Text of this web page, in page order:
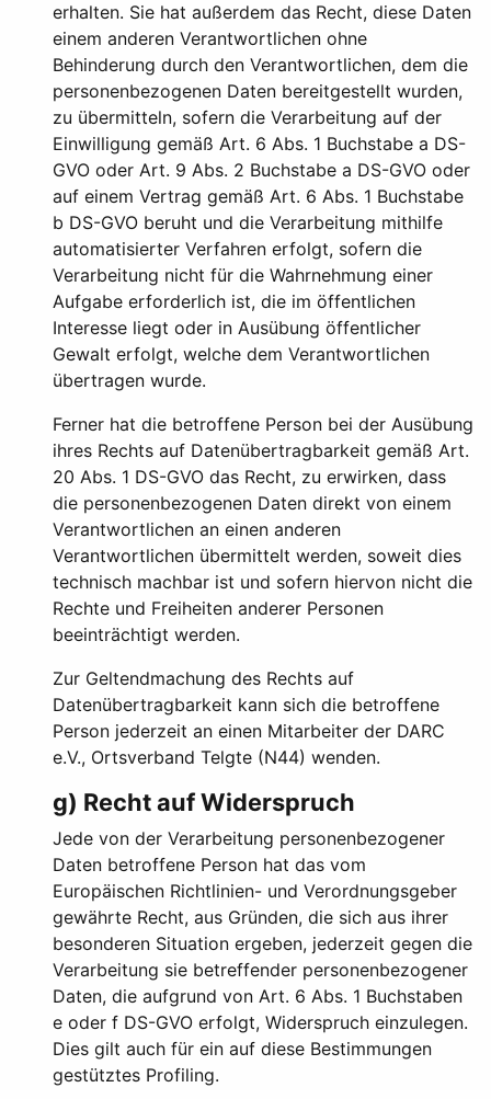
erhalten. Sie hat außerdem das Recht, diese Daten
einem anderen Verantwortlichen ohne
Behinderung durch den Verantwortlichen, dem die
personenbezogenen Daten bereitgestellt wurden,
zu übermitteln, sofern die Verarbeitung auf der
Einwilligung gemäß Art. 6 Abs. 1 Buchstabe a DS-
GVO oder Art. 9 Abs. 2 Buchstabe a DS-GVO oder
auf einem Vertrag gemäß Art. 6 Abs. 1 Buchstabe
b DS-GVO beruht und die Verarbeitung mithilfe
automatisierter Verfahren erfolgt, sofern die
Verarbeitung nicht für die Wahrnehmung einer
Aufgabe erforderlich ist, die im öffentlichen
Interesse liegt oder in Ausübung öffentlicher
Gewalt erfolgt, welche dem Verantwortlichen
übertragen wurde.
Ferner hat die betroffene Person bei der Ausübung
ihres Rechts auf Datenübertragbarkeit gemäß Art.
20 Abs. 1 DS-GVO das Recht, zu erwirken, dass
die personenbezogenen Daten direkt von einem
Verantwortlichen an einen anderen
Verantwortlichen übermittelt werden, soweit dies
technisch machbar ist und sofern hiervon nicht die
Rechte und Freiheiten anderer Personen
beeinträchtigt werden.
Zur Geltendmachung des Rechts auf
Datenübertragbarkeit kann sich die betroffene
Person jederzeit an einen Mitarbeiter der DARC
e.V., Ortsverband Telgte (N44) wenden.
g) Recht auf Widerspruch
Jede von der Verarbeitung personenbezogener
Daten betroffene Person hat das vom
Europäischen Richtlinien- und Verordnungsgeber
gewährte Recht, aus Gründen, die sich aus ihrer
besonderen Situation ergeben, jederzeit gegen die
Verarbeitung sie betreffender personenbezogener
Daten, die aufgrund von Art. 6 Abs. 1 Buchstaben
e oder f DS-GVO erfolgt, Widerspruch einzulegen.
Dies gilt auch für ein auf diese Bestimmungen
gestütztes Profiling.